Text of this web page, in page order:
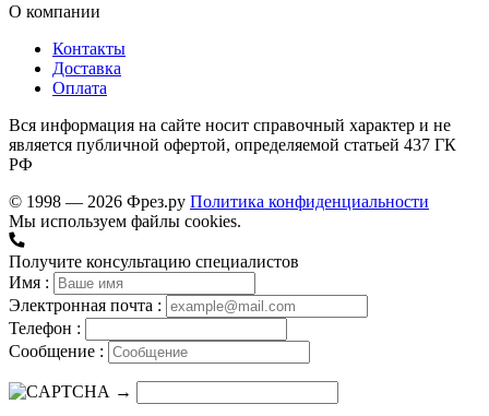
О компании
Контакты
Доставка
Оплата
Вся информация на сайте носит справочный характер и не
является публичной офертой, определяемой статьей 437 ГК
РФ
© 1998 — 2026 Фрез.ру Политика конфиденциальности
Мы используем файлы cookies.
Получите консультацию специалистов
Имя :
Электронная почта :
Телефон :
Сообщение :
→